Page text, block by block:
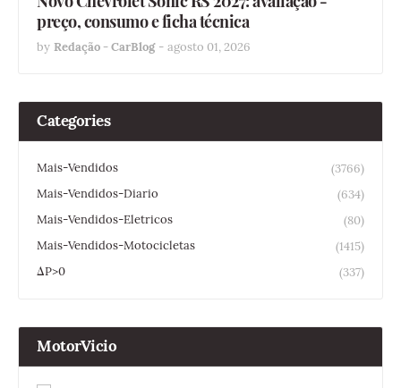
preço, consumo e ficha técnica
by Redação - CarBlog - agosto 01, 2026
Categories
Mais-Vendidos
(3766)
Mais-Vendidos-Diario
(634)
Mais-Vendidos-Eletricos
(80)
Mais-Vendidos-Motocicletas
(1415)
ΔP>0
(337)
MotorVicio